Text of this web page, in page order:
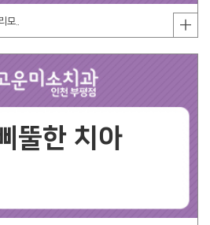
모..
뚤한 치아